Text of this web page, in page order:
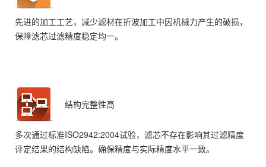
先进的加工工艺，减少滤材在折波加工中因机械力产生的破损，
保障滤芯过滤精度稳定均一。
结构完整性高
多次通过标准ISO2942:2004试验，滤芯不存在影响其过滤精度
评定结果的结构缺陷。确保精度与实际精度水平一致。